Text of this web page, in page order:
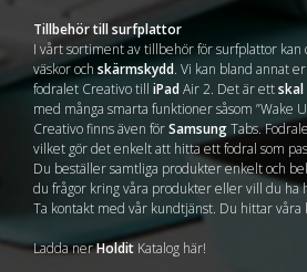
Tillbehör till surfplattor
I vårt sortiment av tillbehör för surfplattor kan
väskor och skärmskydd. Vi kan bland annat
fodralet Creativo till iPadAir 2. Det är ettskal
med många smarta funktioner såsom ”Wake
Creativo finns även förSamsungTabs.
vilket gör det enkelt att hitta ett fodral som
Du beställer samtliga produkter enkelt och
du frågor kring våra produkter eller vill du ha
Ta kontakt med vår kundtjänst. Du hittar
Ladda nerHoldit Katalog här!